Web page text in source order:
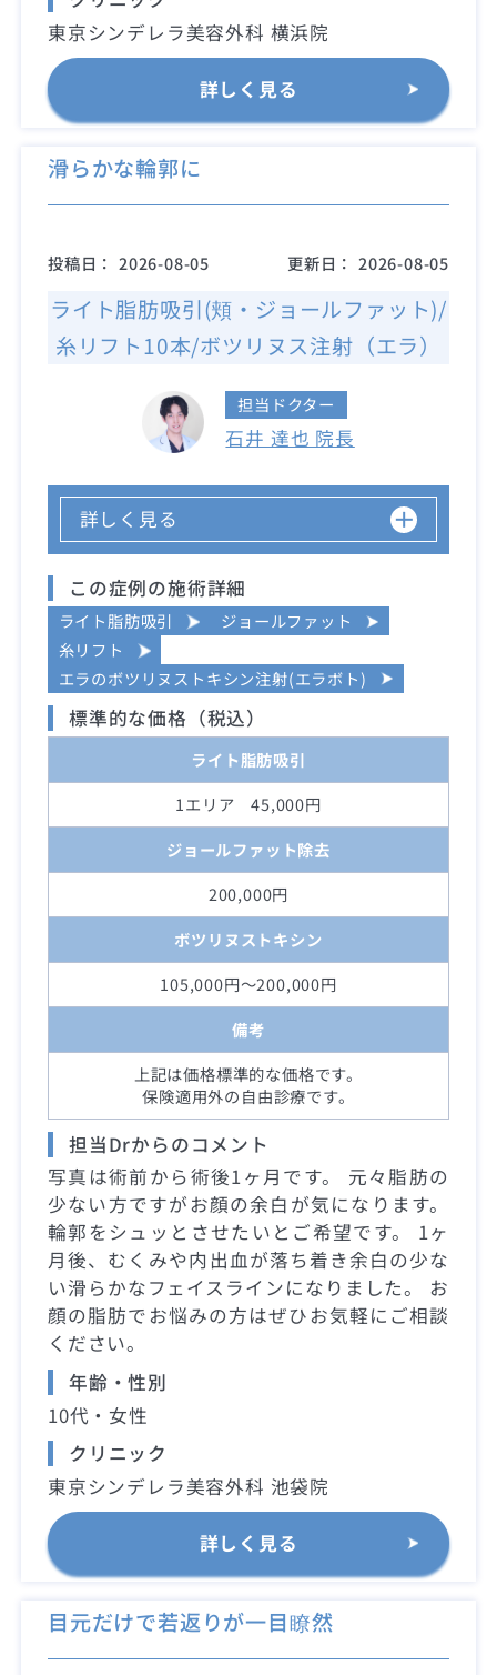
東京シンデレラ美容外科 横浜院
詳しく見る
滑らかな輪郭に
投稿日： 2026-08-05 更新日： 2026-08-05
ライト脂肪吸引(頬・ジョールファット)/
糸リフト10本/ボツリヌス注射（エラ）
担当ドクター
石井 達也 院長
詳しく見る
この症例の施術詳細
ライト脂肪吸引
ジョールファット
糸リフト
エラのボツリヌストキシン注射(エラボト)
標準的な価格（税込）
ライト脂肪吸引
1エリア 45,000円
ジョールファット除去
200,000円
ボツリヌストキシン
105,000円～200,000円
備考
上記は価格標準的な価格です。
保険適用外の自由診療です。
担当Drからのコメント
写真は術前から術後1ヶ月です。 元々脂肪の
少ない方ですがお顔の余白が気になります。
輪郭をシュッとさせたいとご希望です。 1ヶ
月後、むくみや内出血が落ち着き余白の少な
い滑らかなフェイスラインになりました。 お
顔の脂肪でお悩みの方はぜひお気軽にご相談
ください。
年齢・性別
10代・女性
クリニック
東京シンデレラ美容外科 池袋院
詳しく見る
目元だけで若返りが一目瞭然